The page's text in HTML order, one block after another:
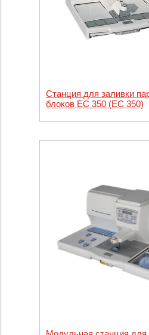
Станция для заливки
блоков EC 350 (EC 350)